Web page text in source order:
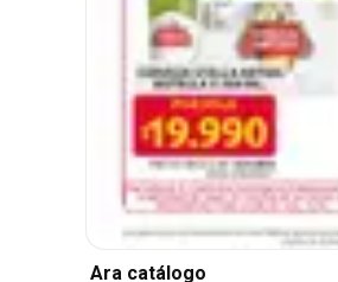
Ara catálogo